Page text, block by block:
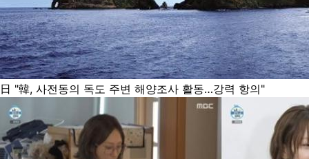
日 "韓, 사전동의 독도 주변 해양조사 활동…강력 항의"